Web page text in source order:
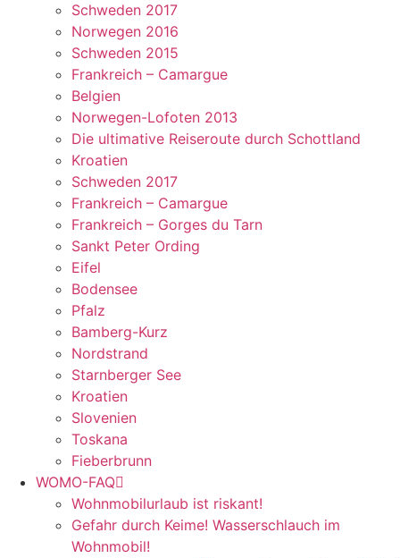
Schweden 2017
Norwegen 2016
Schweden 2015
Frankreich – Camargue
Belgien
Norwegen-Lofoten 2013
Die ultimative Reiseroute durch Schottland
Kroatien
Schweden 2017
Frankreich – Camargue
Frankreich – Gorges du Tarn
Sankt Peter Ording
Eifel
Bodensee
Pfalz
Bamberg-Kurz
Nordstrand
Starnberger See
Kroatien
Slovenien
Toskana
Fieberbrunn
WOMO-FAQ
Wohnmobilurlaub ist riskant!
Gefahr durch Keime! Wasserschlauch im
Wohnmobil!